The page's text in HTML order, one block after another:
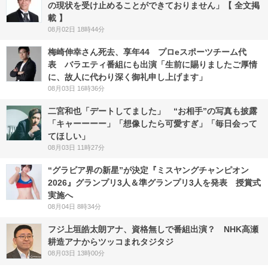
の現状を受け止めることができておりません」【 全文掲
載 】
08月02日 18時44分
梅崎伸幸さん死去、享年44 プロeスポーツチーム代
表 バラエティ番組にも出演「生前に賜りましたご厚情
に、故人に代わり深く御礼申し上げます」
08月03日 16時36分
二宮和也「デートしてました」 “お相手”の写真も披露
「キャーーーー」「想像したら可愛すぎ」「毎日会って
てほしい」
08月03日 11時27分
“グラビア界の新星”が決定『ミスヤングチャンピオン
2026』グランプリ3人＆準グランプリ3人を発表 授賞式
実施へ
08月04日 8時34分
フジ上垣皓太朗アナ、資格無しで番組出演？ NHK高瀬
耕造アナからツッコまれタジタジ
08月03日 13時00分